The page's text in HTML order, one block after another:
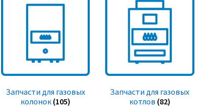
Запчасти для газовых
колонок (105)
Запчасти для газовых
котлов (82)